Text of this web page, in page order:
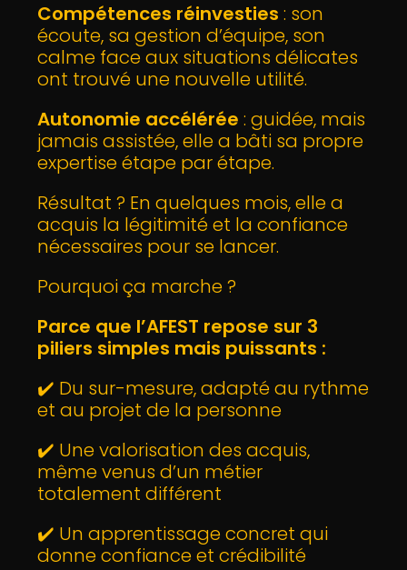
Compétences réinvesties : son
écoute, sa gestion d’équipe, son
calme face aux situations délicates
ont trouvé une nouvelle utilité.
Autonomie accélérée : guidée, mais
jamais assistée, elle a bâti sa propre
expertise étape par étape.
Résultat ? En quelques mois, elle a
acquis la légitimité et la confiance
nécessaires pour se lancer.
Pourquoi ça marche ?
Parce que l’AFEST repose sur 3
piliers simples mais puissants :
✔️ Du sur-mesure, adapté au rythme
et au projet de la personne
✔️ Une valorisation des acquis,
même venus d’un métier
totalement différent
✔️ Un apprentissage concret qui
donne confiance et crédibilité